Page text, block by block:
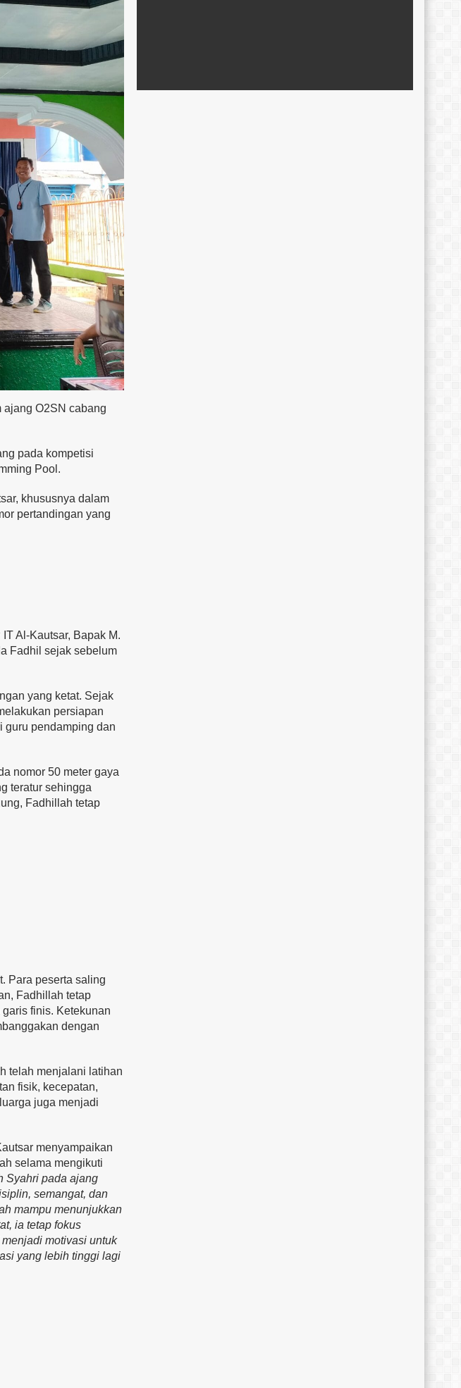
ajang O2SN cabang
pada kompetisi
Pool .
khususnya dalam
pertandingan yang
Al-Kautsar, Bapak M.
Fadhil sejak sebelum
yang ketat. Sejak
persiapan
guru pendamping dan
nomor 50 meter gaya
teratur sehingga
Fadhillah tetap
Para peserta saling
Fadhillah tetap
finis. Ketekunan
dengan
telah menjalani latihan
fisik, kecepatan,
juga menjadi
menyampaikan
selama mengikuti
Syahri pada ajang
semangat, dan
mampu menunjukkan
ia tetap fokus
motivasi untuk
yang lebih tinggi lagi